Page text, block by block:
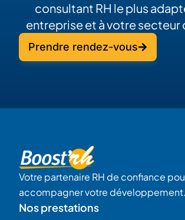
consultant RH le plus
entreprise et à votre
Prendre rendez-vous
Votre partenaire RH de confiance
accompagner votre développement.
Nos prestations